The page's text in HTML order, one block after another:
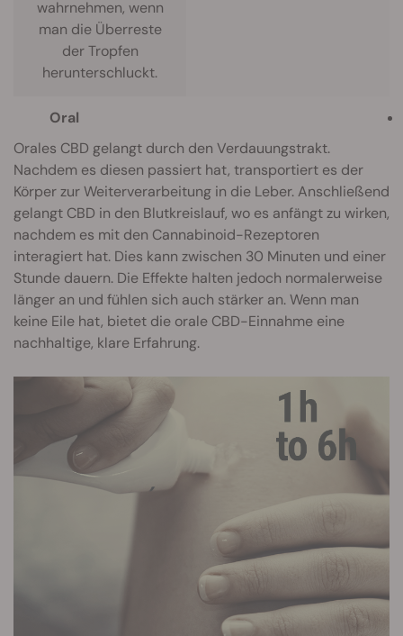
wahrnehmen, wenn
man die Überreste
der Tropfen
herunterschluckt.
Oral
Orales CBD gelangt durch den Verdauungstrakt.
Nachdem es diesen passiert hat, transportiert es der
Körper zur Weiterverarbeitung in die Leber. Anschließend
gelangt CBD in den Blutkreislauf, wo es anfängt zu wirken,
nachdem es mit den Cannabinoid-Rezeptoren
interagiert hat. Dies kann zwischen 30 Minuten und einer
Stunde dauern. Die Effekte halten jedoch normalerweise
länger an und fühlen sich auch stärker an. Wenn man
keine Eile hat, bietet die orale CBD-Einnahme eine
nachhaltige, klare Erfahrung.